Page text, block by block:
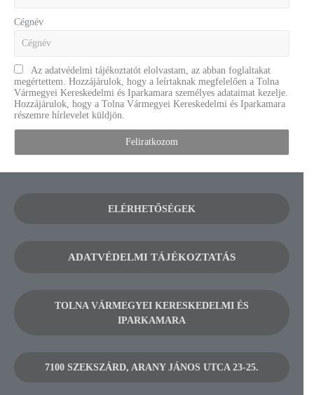
Cégnév
Az adatvédelmi tájékoztatót elolvastam, az abban foglaltakat
megértettem. Hozzájárulok, hogy a leírtaknak megfelelően a Tolna
Vármegyei Kereskedelmi és Iparkamara személyes adataimat kezelje.
Hozzájárulok, hogy a Tolna Vármegyei Kereskedelmi és Iparkamara
részemre hírlevelet küldjön.
ELÉRHETŐSÉGEK
ADATVÉDELMI TÁJÉKOZTATÁS
TOLNA VÁRMEGYEI KERESKEDELMI ÉS
IPARKAMARA
7100 SZEKSZÁRD, ARANY JÁNOS UTCA 23-25.